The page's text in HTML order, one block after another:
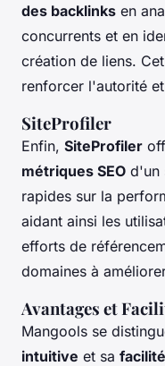
des backlinks en
concurrents et en
création de liens.
renforcer l'autorité
SiteProfiler
Enfin, SiteProfiler
métriques SEO d'un
rapides sur la
aidant ainsi les
efforts de
domaines à
Avantages et
Mangools se
intuitive et sa